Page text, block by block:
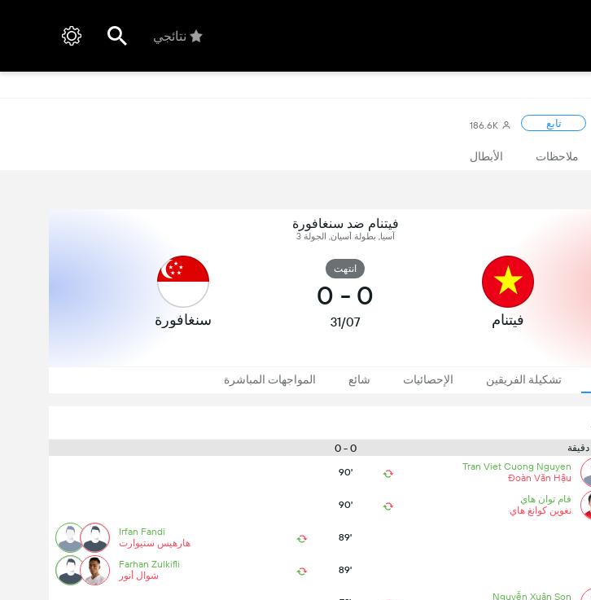
نتائجي
تابع 186.6K
ملاحظات الأبطال
فيتنام ضد سنغافورة
آسيا, بطولة أسيان, الجولة 3
فيتنام
انتهت
0
-
0
31/07 سنغافورة
تشكيلة الفريقين الإحصائيات شائع المواجهات المباشرة
0 - 0
Tran Viet Cuong Nguyen
Đoàn Văn Hậu
90'
فام توان هاي
نغوين كوانغ هاي
90'
89'
Irfan Fandi
هارهيس ستيوارت
89'
Farhan Zulkifli
شوال أنور
Nguyễn Xuân Son